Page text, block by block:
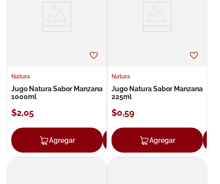
Natura
Jugo Natura Sabor Manzana
1000ml
$2,05
Agregar Agregar
Natura
Jugo Natura Sabor Manzana
225ml
$0,59
Agregar